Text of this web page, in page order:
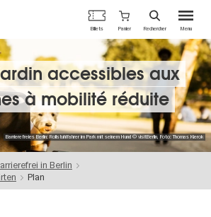
Menu
Billets Panier Rechercher
accessibles aux
à mobilité réduite
Barrierefreies Berlin: Rollstuhlfahrer im Park mit seinem Hund © visitBerlin, Foto: Thomas Kierok
in Berlin
Plan